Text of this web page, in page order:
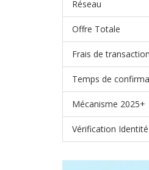
Réseau
Offre Totale
Frais de transaction
Temps de
Mécanisme 2025+
Vérification Identité